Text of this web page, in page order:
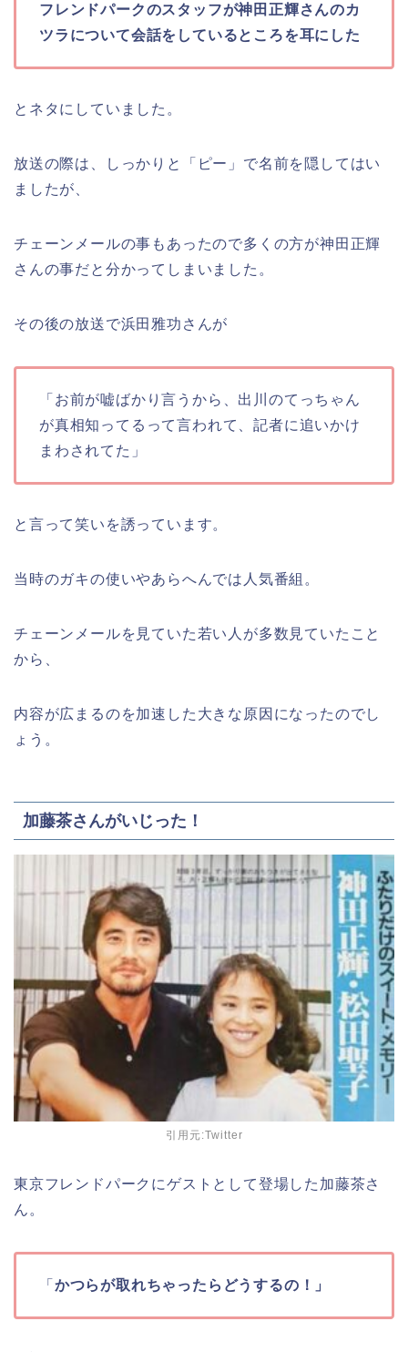
フレンドパークのスタッフが神田正輝さんのカ
ツラについて会話をしているところを耳にした
とネタにしていました。
放送の際は、しっかりと「ピー」で名前を隠してはい
ましたが、
チェーンメールの事もあったので多くの方が神田正輝
さんの事だと分かってしまいました。
その後の放送で浜田雅功さんが
「お前が嘘ばかり言うから、出川のてっちゃん
が真相知ってるって言われて、記者に追いかけ
まわされてた」
と言って笑いを誘っています。
当時のガキの使いやあらへんでは人気番組。
チェーンメールを見ていた若い人が多数見ていたこと
から、
内容が広まるのを加速した大きな原因になったのでし
ょう。
加藤茶さんがいじった！
引用元:Twitter
東京フレンドパークにゲストとして登場した加藤茶さ
ん。
「 かつらが取れちゃったらどうするの！」